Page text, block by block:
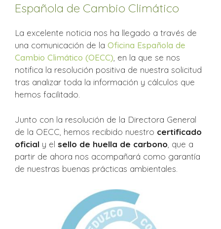
Española de Cambio Climático
La excelente noticia nos ha llegado a través de
una comunicación de la Oficina Española de
Cambio Climático (OECC), en la que se nos
notifica la resolución positiva de nuestra solicitud
tras analizar toda la información y cálculos que
hemos facilitado.
Junto con la resolución de la Directora General
de la OECC, hemos recibido nuestro certificado
oficial y el sello de huella de carbono , que a
partir de ahora nos acompañará como garantía
de nuestras buenas prácticas ambientales.